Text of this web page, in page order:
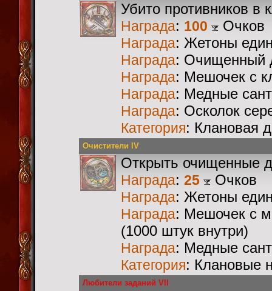
Убито противников в
Награда: 100 Очков
Награда: Жетоны
Награда: Очищенный
Награда: Мешочек с
Награда: Медные
Награда: Осколок
Категория: Клановая
Очистители IV
Открыть очищенные
Награда: 25 Очков
Награда: Жетоны
Награда: Мешочек с
(1000 штук внутри)
Награда: Медные
Категория: Клановые
Любители заданий VII